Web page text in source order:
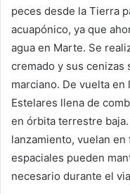
peces desde la Tierra
acuapónico, ya que
agua en Marte. Se
cremado y sus cenizas
marciano. De vuelta en
Estelares llena de
en órbita terrestre
lanzamiento, vuelan
espaciales pueden
necesario durante el